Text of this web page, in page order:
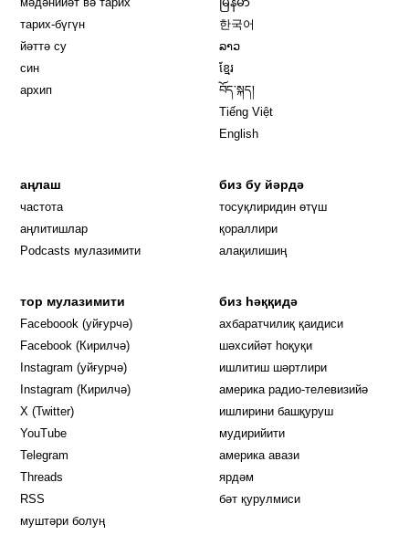
тарих-бүгүн
йәттә су
син
архип
한국어
ລາວ
ខ្មែរ
བོད་སྐད།
Tiếng Việt
English
аңлаш
частота
аңлитишлар
Podcasts мулазимити
биз бу йәрдә
тосуқлиридин өтүш
қораллири
алақилишиң
тор мулазимити
Faceboook (уйғурчә) Opens in new window
Facebook (Кирилчә) Opens in new window
Instagram (уйғурчә) Opens in new window
Instagram (Кирилчә) Opens in new window
X (Twitter)
YouTube
Telegram
Threads
RSS
муштәри болуң
биз һәққидә
ахбаратчилиқ қаидиси
шәхсийәт һоқуқи
ишлитиш шәртлири
америка радио-телевизийә
ишлирини башқуруш
мудирийити
америка авази
ярдәм
бәт қурулмиси